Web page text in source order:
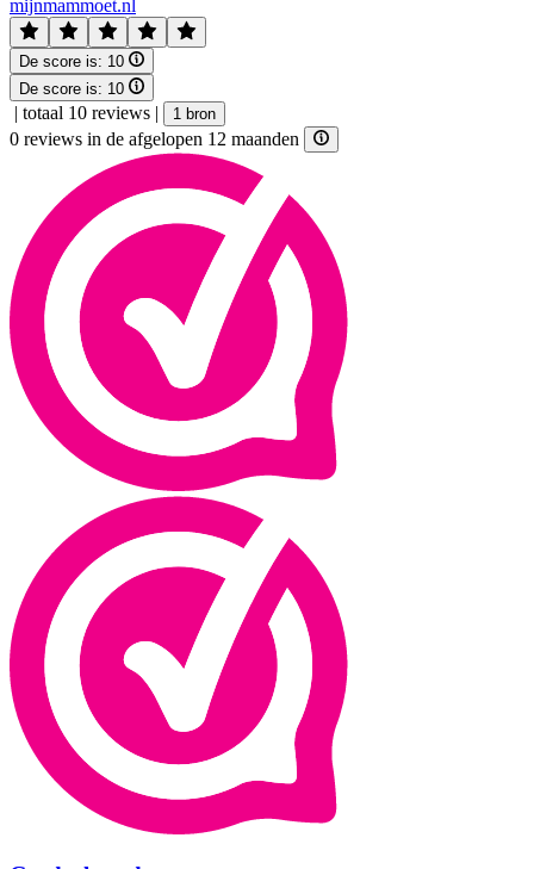
mijnmammoet.nl
De score is: 10
De score is: 10
| totaal 10 reviews | 1 bron
0 reviews in de afgelopen 12 maanden